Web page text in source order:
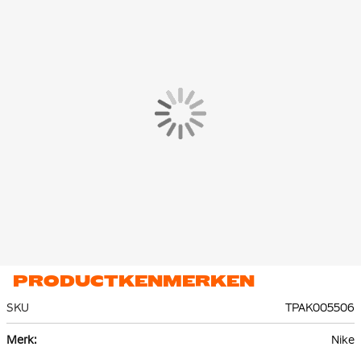
Het Nike Park 26 Trainingsjack en de Trainingsbroek zijn
gemaakt van 100% gerecycled polyester. Dankzij de Nike Dri-FIT
technologie wordt zweet effectief afgevoerd naar de bovenste
laag van de stof, waardoor je droog en comfortabel blijf.
PRODUCTKENMERKEN
SKU
TPAK005506
informatie
Nike